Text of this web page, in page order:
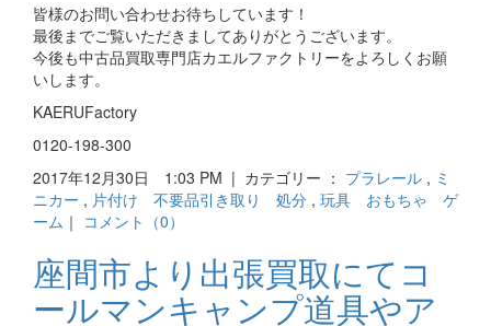
皆様のお問い合わせお待ちしています！
最後までご覧いただきましてありがとうございます。
今後も中古品買取専門店カエルファクトリーをよろしくお願
いします。
KAERUFactory
0120-198-300
2017年12月30日 1:03 PM | カテゴリー ： プラレール , ミ
ニカー , 片付け 不要品引き取り 処分 , 玩具 おもちゃ ゲ
ーム ｜ コメント（0）
座間市より出張買取にてコ
ールマンキャンプ道具やア